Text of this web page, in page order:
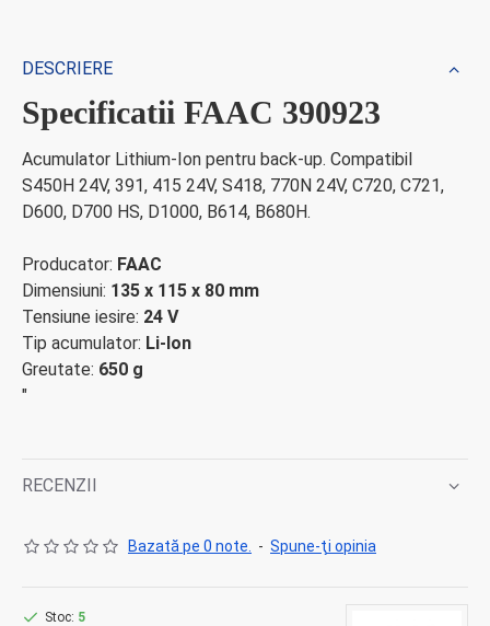
DESCRIERE
Specificatii FAAC 390923
Acumulator Lithium-Ion pentru back-up. Compatibil
S450H 24V, 391, 415 24V, S418, 770N 24V, C720, C721,
D600, D700 HS, D1000, B614, B680H.
Producator: FAAC
Dimensiuni: 135 x 115 x 80 mm
Tensiune iesire: 24 V
Tip acumulator: Li-Ion
Greutate: 650 g
"
RECENZII
Bazată pe 0 note. - Spune-ţi opinia
Stoc: 5